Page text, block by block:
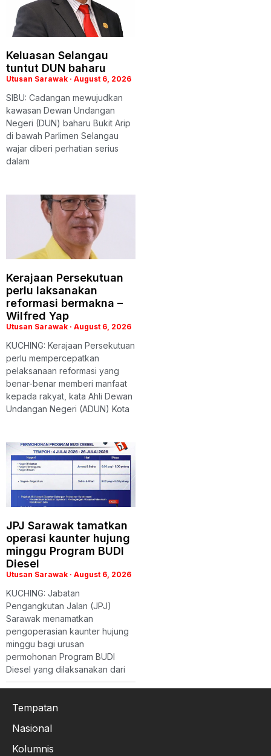
Keluasan Selangau
tuntut DUN baharu
Utusan Sarawak August 6, 2026
SIBU: Cadangan mewujudkan
kawasan Dewan Undangan
Negeri (DUN) baharu Bukit Arip
di bawah Parlimen Selangau
wajar diberi perhatian serius
dalam
Kerajaan Persekutuan
perlu laksanakan
reformasi bermakna –
Wilfred Yap
Utusan Sarawak August 6, 2026
KUCHING: Kerajaan Persekutuan
perlu mempercepatkan
pelaksanaan reformasi yang
benar-benar memberi manfaat
kepada rakyat, kata Ahli Dewan
Undangan Negeri (ADUN) Kota
JPJ Sarawak tamatkan
operasi kaunter hujung
minggu Program BUDI
Diesel
Utusan Sarawak August 6, 2026
KUCHING: Jabatan
Pengangkutan Jalan (JPJ)
Sarawak menamatkan
pengoperasian kaunter hujung
minggu bagi urusan
permohonan Program BUDI
Diesel yang dilaksanakan dari
Tempatan
Nasional
Kolumnis